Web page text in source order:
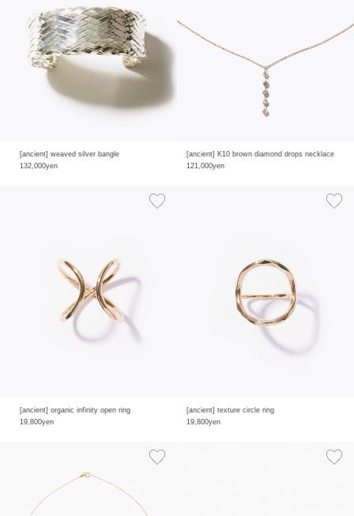
[ancient] weaved silver bangle
132,000yen
[ancient] K10 brown diamond drops necklace
121,000yen
[ancient] organic infinity open ring
19,800yen
[ancient] texture circle ring
19,800yen